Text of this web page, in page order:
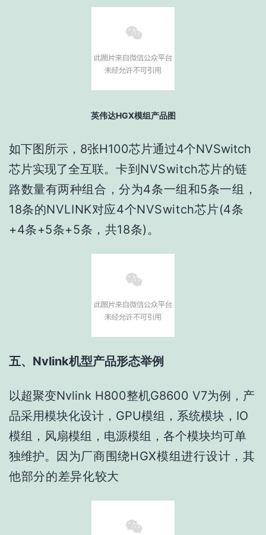
英伟达HGX模组产品图
如下图所示，8张H100芯片通过4个NVSwitch
芯片实现了全互联。 卡到NVSwitch芯片的链
路数量有两种组合，分为4条一组和5条一组，
18条的NVLINK对应4个NVSwitch芯片(4条
+4条+5条+5条，共18条)。
五、Nvlink机型产品形态举例
以超聚变Nvlink H800整机G8600 V7为例，产
品采用模块化设计，GPU模组，系统模块，IO
模组，风扇模组，电源模组，各个模块均可单
独维护。
因为厂商围绕HGX模组进行设计，其
他部分的差异化较大